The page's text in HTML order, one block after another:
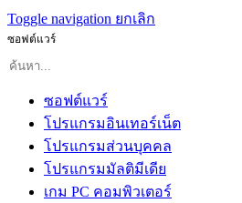
Toggle navigation ยกเลิก
ซอฟต์แวร์
ซอฟต์แวร์
โปรแกรมอินเทอร์เน็ต
โปรแกรมส่วนบุคคล
โปรแกรมมัลติมีเดีย
เกม PC คอมพิวเตอร์